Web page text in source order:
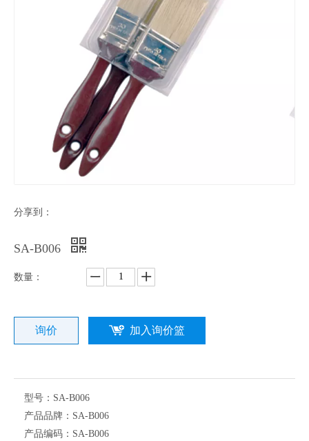
分享到：
SA-B006
数量：
询价 加入询价篮
型号： SA-B006
产品品牌： SA-B006
产品编码： SA-B006